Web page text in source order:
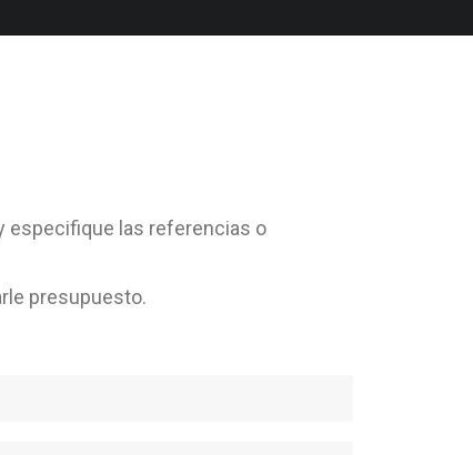
especifique las referencias o
presupuesto.